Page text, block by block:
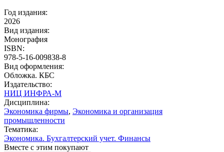
Год издания:
2026
Вид издания:
Монография
ISBN:
978-5-16-009838-8
Вид оформления:
Обложка. КБС
Издательство:
НИЦ ИНФРА-М
Дисциплина:
Экономика фирмы, Экономика и организация
промышленности
Тематика:
Экономика. Бухгалтерский учет. Финансы
Вместе с этим покупают